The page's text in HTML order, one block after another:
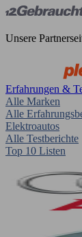
Unsere
Erfahrungen &
Alle Marken
Alle
Elektroautos
Alle Testberichte
Top 10 Listen